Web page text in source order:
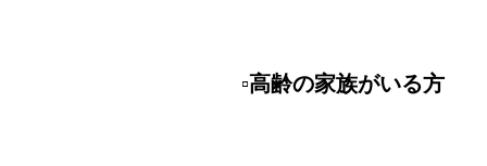
▫高齢の家族がいる方